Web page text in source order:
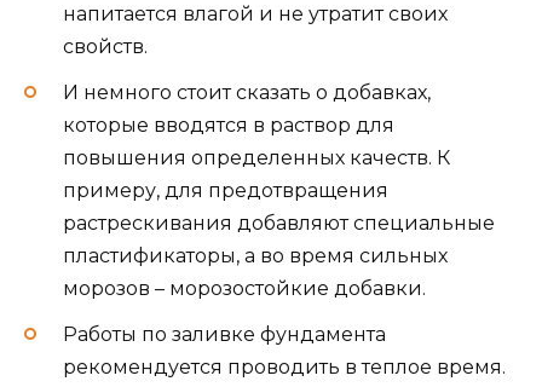
напитается влагой и не утратит своих
свойств.
И немного стоит сказать о добавках,
которые вводятся в раствор для
повышения определенных качеств. К
примеру, для предотвращения
растрескивания добавляют специальные
пластификаторы, а во время сильных
морозов – морозостойкие добавки.
Работы по заливке фундамента
рекомендуется проводить в теплое время.